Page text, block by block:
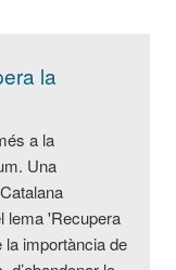
la
a la
Una
lema 'Recupera
importància de